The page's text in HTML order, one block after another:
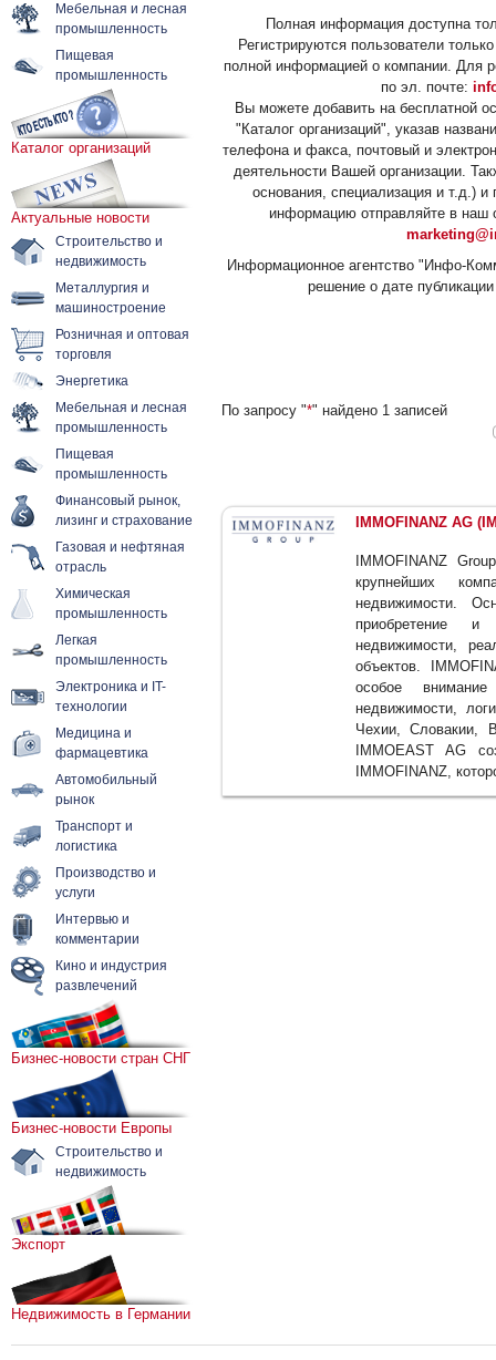
Мебельная и лесная
промышленность
Пищевая
промышленность
Каталог организаций
Актуальные новости
Строительство и
недвижимость
Металлургия и
машиностроение
Розничная и оптовая
торговля
Энергетика
Мебельная и лесная
промышленность
Пищевая
промышленность
Финансовый рынок,
лизинг и страхование
Газовая и нефтяная
отрасль
Химическая
промышленность
Легкая
промышленность
Электроника и IT-
технологии
Медицина и
фармацевтика
Автомобильный
рынок
Транспорт и
логистика
Производство и
услуги
Интервью и
комментарии
Кино и индустрия
развлечений
Бизнес-новости стран СНГ
Бизнес-новости Европы
Строительство и
недвижимость
Экспорт
Недвижимость в Германии
Полная информация доступна
Регистрируются пользователи
полной информацией о компании. Для
по эл. почте:
Вы можете добавить на бесплатной
"Каталог организаций", указав
телефона и факса, почтовый и
деятельности Вашей организации.
основания, специализация и т.д.)
информацию отправляйте в наш
Информационное агентство "Инфо-
решение о дате
По запросу "*" найдено 1 записей
IMMOFINANZ AG
IMMOFINANZ
крупнейших
недвижимости.
приобретение и
недвижимости,
объектов.
особое
недвижимости,
Чехии, Словакии,
IMMOEAST AG
IMMOFINANZ,